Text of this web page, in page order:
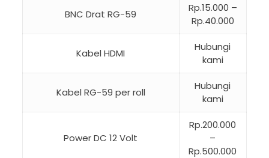
BNC Drat RG-59
Rp.15.000 –
Rp.40.000
Kabel HDMI
Hubungi
kami
Kabel RG-59 per roll
Hubungi
kami
Power DC 12 Volt
Rp.200.000
–
Rp.500.000